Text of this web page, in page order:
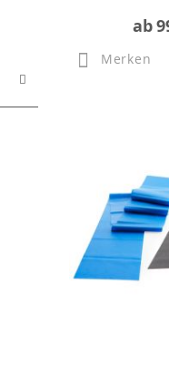
ab
Merken